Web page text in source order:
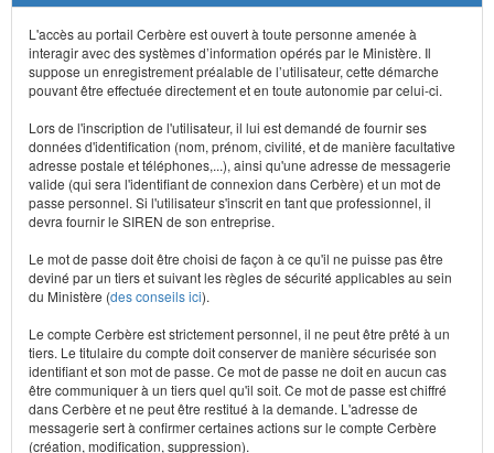
L'accès au portail Cerbère est ouvert à toute personne amenée à
interagir avec des systèmes d’information opérés par le Ministère. Il
suppose un enregistrement préalable de l’utilisateur, cette démarche
pouvant être effectuée directement et en toute autonomie par celui-ci.
Lors de l'inscription de l'utilisateur, il lui est demandé de fournir ses
données d'identification (nom, prénom, civilité, et de manière facultative
adresse postale et téléphones,...), ainsi qu'une adresse de messagerie
valide (qui sera l'identifiant de connexion dans Cerbère) et un mot de
passe personnel. Si l'utilisateur s'inscrit en tant que professionnel, il
devra fournir le SIREN de son entreprise.
Le mot de passe doit être choisi de façon à ce qu'il ne puisse pas être
deviné par un tiers et suivant les règles de sécurité applicables au sein
du Ministère (des conseils ici).
Le compte Cerbère est strictement personnel, il ne peut être prêté à un
tiers. Le titulaire du compte doit conserver de manière sécurisée son
identifiant et son mot de passe. Ce mot de passe ne doit en aucun cas
être communiquer à un tiers quel qu'il soit. Ce mot de passe est chiffré
dans Cerbère et ne peut être restitué à la demande. L'adresse de
messagerie sert à confirmer certaines actions sur le compte Cerbère
(création, modification, suppression).